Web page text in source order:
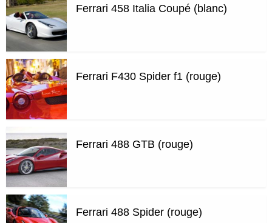
Ferrari 458 Italia Coupé (blanc)
Ferrari F430 Spider f1 (rouge)
Ferrari 488 GTB (rouge)
Ferrari 488 Spider (rouge)